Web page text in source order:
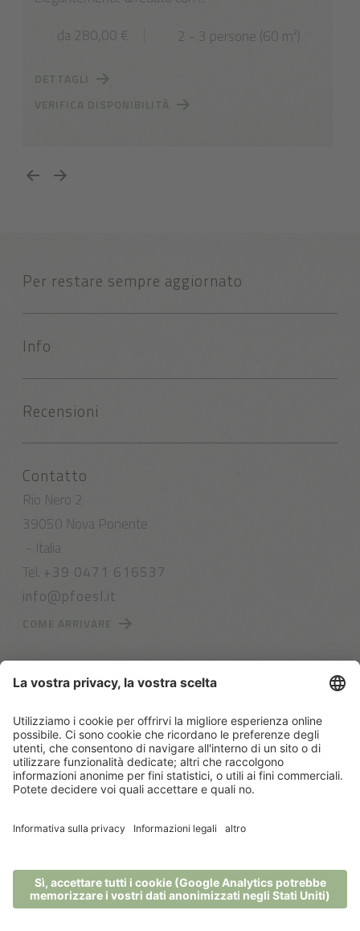
da 280,00 €
2 - 3 persone (60 m²)
DETTAGLI
VERIFICA DISPONIBILITÀ
Contatto
Rio Nero 2
39050 Nova Ponente
- Italia
Tel. +39 0471 616537
info@pfoesl.it
COME ARRIVARE
Info
Recensioni
Per restare sempre aggiornato
Privacy
Amministrazione trasparente produced by